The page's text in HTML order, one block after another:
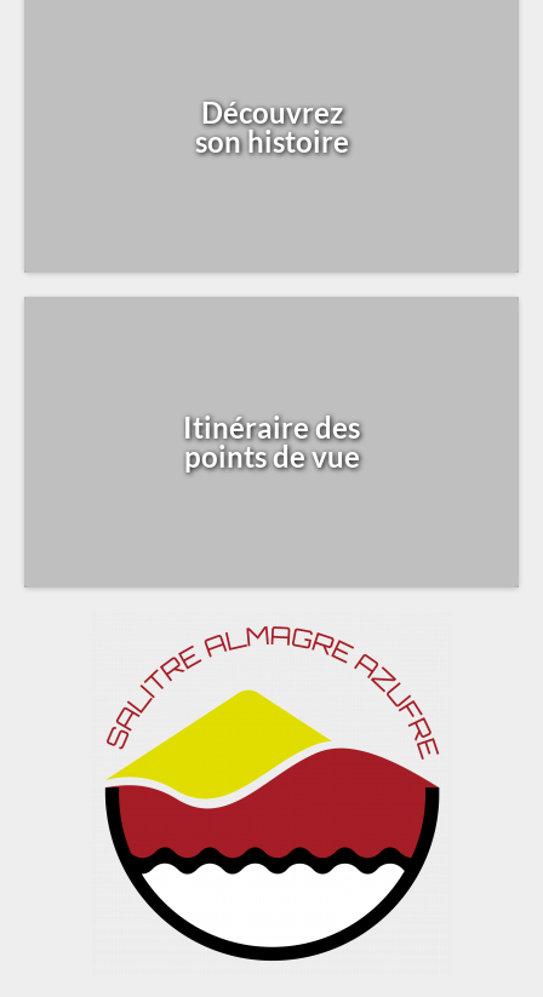
Découvrez
son histoire
Itinéraire des
points de vue